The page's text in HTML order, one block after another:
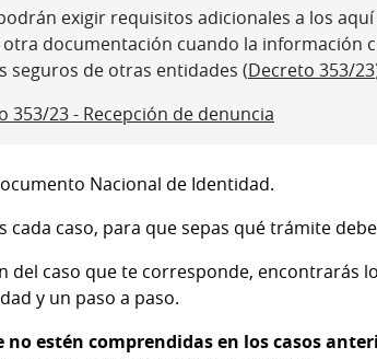
exigir requisitos adicionales a los
documentación cuando la información
seguros de otras entidades (Decreto 353/23
23 - Recepción de denuncia
Nacional de Identidad.
caso, para que sepas qué trámite
del caso que te corresponde, encontrarás
y un paso a paso.
no estén comprendidas en los casos